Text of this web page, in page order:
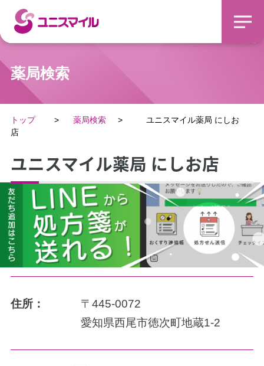
薬局検索
トップ 薬局検索
ユニスマイル薬局 にしお
店
ユニスマイル薬局 にしお店
住所：
〒445-0072
愛知県西尾市徳次町地蔵1-2